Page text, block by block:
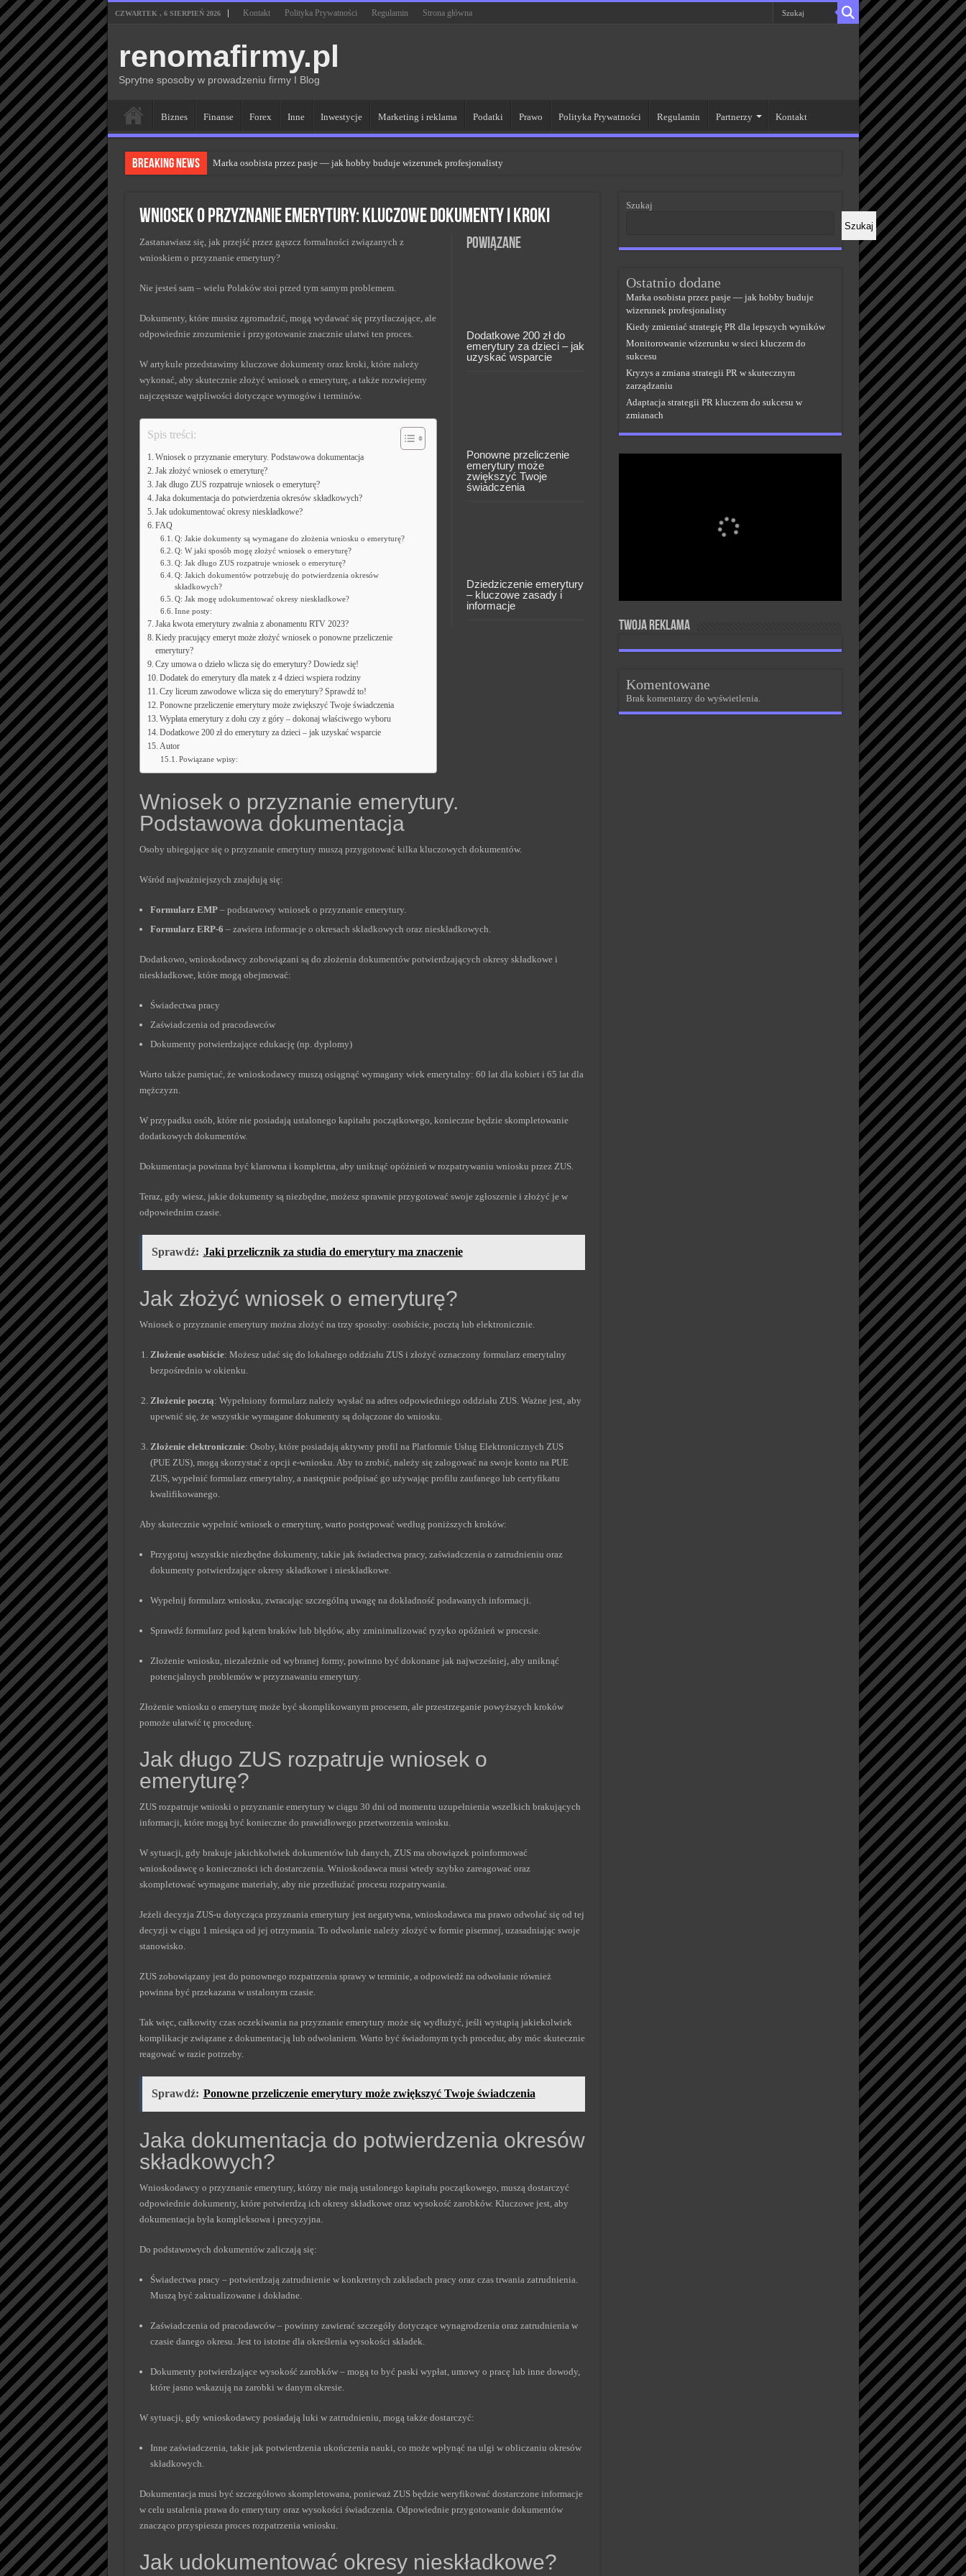
CZWARTEK , 6 SIERPIEŃ 2026 Kontakt Polityka Prywatności Regulamin Strona główna
renomafirmy.pl
Sprytne sposoby w prowadzeniu firmy I Blog
Biznes Finanse Forex Inne Inwestycje Marketing i reklama Podatki Prawo Polityka Prywatności Regulamin Partnerzy Kontakt
Breaking News Marka osobista przez pasje — jak hobby buduje wizerunek profesjonalisty
Monitorowanie wizerunku w sieci kluczem do sukcesu
Adaptacja strategii PR kluczem do sukcesu w zmianach
Wniosek o przyznanie emerytury: Kluczowe dokumenty i kroki
Powiązane
Dodatkowe 200 zł do
emerytury za dzieci – jak
uzyskać wsparcie
Ponowne przeliczenie
emerytury może
zwiększyć Twoje
świadczenia
Dziedziczenie emerytury
– kluczowe zasady i
informacje
Zastanawiasz się, jak przejść przez gąszcz formalności związanych z
wnioskiem o przyznanie emerytury?
Nie jesteś sam – wielu Polaków stoi przed tym samym problemem.
Dokumenty, które musisz zgromadzić, mogą wydawać się przytłaczające, ale
odpowiednie zrozumienie i przygotowanie znacznie ułatwi ten proces.
W artykule przedstawimy kluczowe dokumenty oraz kroki, które należy
wykonać, aby skutecznie złożyć wniosek o emeryturę, a także rozwiejemy
najczęstsze wątpliwości dotyczące wymogów i terminów.
Spis treści:
Wniosek o przyznanie emerytury. Podstawowa dokumentacja
Jak złożyć wniosek o emeryturę?
Jak długo ZUS rozpatruje wniosek o emeryturę?
Jaka dokumentacja do potwierdzenia okresów składkowych?
Jak udokumentować okresy nieskładkowe?
FAQ
Q: Jakie dokumenty są wymagane do złożenia wniosku o emeryturę?
Q: W jaki sposób mogę złożyć wniosek o emeryturę?
Q: Jak długo ZUS rozpatruje wniosek o emeryturę?
Q: Jakich dokumentów potrzebuję do potwierdzenia okresów
składkowych?
Q: Jak mogę udokumentować okresy nieskładkowe?
Inne posty:
Jaka kwota emerytury zwalnia z abonamentu RTV 2023?
Kiedy pracujący emeryt może złożyć wniosek o ponowne przeliczenie
emerytury?
Czy umowa o dzieło wlicza się do emerytury? Dowiedz się!
Dodatek do emerytury dla matek z 4 dzieci wspiera rodziny
Czy liceum zawodowe wlicza się do emerytury? Sprawdź to!
Ponowne przeliczenie emerytury może zwiększyć Twoje świadczenia
Wypłata emerytury z dołu czy z góry – dokonaj właściwego wyboru
Dodatkowe 200 zł do emerytury za dzieci – jak uzyskać wsparcie
Autor
Powiązane wpisy:
Wniosek o przyznanie emerytury.
Podstawowa dokumentacja
Osoby ubiegające się o przyznanie emerytury muszą przygotować kilka kluczowych dokumentów.
Wśród najważniejszych znajdują się:
Formularz EMP– podstawowy wniosek o przyznanie emerytury.
Formularz ERP-6 – zawiera informacje o okresach składkowych oraz nieskładkowych.
Dodatkowo, wnioskodawcy zobowiązani są do złożenia dokumentów potwierdzających okresy składkowe i
nieskładkowe, które mogą obejmować:
Świadectwa pracy
Zaświadczenia od pracodawców
Dokumenty potwierdzające edukację (np. dyplomy)
Warto także pamiętać, że wnioskodawcy muszą osiągnąć wymagany wiek emerytalny: 60 lat dla kobiet i 65 lat dla
mężczyzn.
W przypadku osób, które nie posiadają ustalonego kapitału początkowego, konieczne będzie skompletowanie
dodatkowych dokumentów.
Dokumentacja powinna być klarowna i kompletna, aby uniknąć opóźnień w rozpatrywaniu wniosku przez ZUS.
Teraz, gdy wiesz, jakie dokumenty są niezbędne, możesz sprawnie przygotować swoje zgłoszenie i złożyć je w
odpowiednim czasie.
Sprawdź: Jaki przelicznik za studia do emerytury ma znaczenie
Jak złożyć wniosek o emeryturę?
Wniosek o przyznanie emerytury można złożyć na trzy sposoby: osobiście, pocztą lub elektronicznie.
Złożenie osobiście: Możesz udać się do lokalnego oddziału ZUS i złożyć oznaczony formularz emerytalny
bezpośrednio w okienku.
Złożenie pocztą: Wypełniony formularz należy wysłać na adres odpowiedniego oddziału ZUS. Ważne jest, aby
upewnić się, że wszystkie wymagane dokumenty są dołączone do wniosku.
Złożenie elektronicznie: Osoby, które posiadają aktywny profil na Platformie Usług Elektronicznych ZUS
(PUE ZUS), mogą skorzystać z opcji e-wniosku. Aby to zrobić, należy się zalogować na swoje konto na PUE
ZUS, wypełnić formularz emerytalny, a następnie podpisać go używając profilu zaufanego lub certyfikatu
kwalifikowanego.
Aby skutecznie wypełnić wniosek o emeryturę, warto postępować według poniższych kroków:
Przygotuj wszystkie niezbędne dokumenty, takie jak świadectwa pracy, zaświadczenia o zatrudnieniu oraz
dokumenty potwierdzające okresy składkowe i nieskładkowe.
Wypełnij formularz wniosku, zwracając szczególną uwagę na dokładność podawanych informacji.
Sprawdź formularz pod kątem braków lub błędów, aby zminimalizować ryzyko opóźnień w procesie.
Złożenie wniosku, niezależnie od wybranej formy, powinno być dokonane jak najwcześniej, aby uniknąć
potencjalnych problemów w przyznawaniu emerytury.
Złożenie wniosku o emeryturę może być skomplikowanym procesem, ale przestrzeganie powyższych kroków
pomoże ułatwić tę procedurę.
Jak długo ZUS rozpatruje wniosek o
emeryturę?
ZUS rozpatruje wnioski o przyznanie emerytury w ciągu 30 dni od momentu uzupełnienia wszelkich brakujących
informacji, które mogą być konieczne do prawidłowego przetworzenia wniosku.
W sytuacji, gdy brakuje jakichkolwiek dokumentów lub danych, ZUS ma obowiązek poinformować
wnioskodawcę o konieczności ich dostarczenia. Wnioskodawca musi wtedy szybko zareagować oraz
skompletować wymagane materiały, aby nie przedłużać procesu rozpatrywania.
Jeżeli decyzja ZUS-u dotycząca przyznania emerytury jest negatywna, wnioskodawca ma prawo odwołać się od tej
decyzji w ciągu 1 miesiąca od jej otrzymania. To odwołanie należy złożyć w formie pisemnej, uzasadniając swoje
stanowisko.
ZUS zobowiązany jest do ponownego rozpatrzenia sprawy w terminie, a odpowiedź na odwołanie również
powinna być przekazana w ustalonym czasie.
Tak więc, całkowity czas oczekiwania na przyznanie emerytury może się wydłużyć, jeśli wystąpią jakiekolwiek
komplikacje związane z dokumentacją lub odwołaniem. Warto być świadomym tych procedur, aby móc skutecznie
reagować w razie potrzeby.
Sprawdź: Ponowne przeliczenie emerytury może zwiększyć Twoje świadczenia
Jaka dokumentacja do potwierdzenia okresów
składkowych?
Wnioskodawcy o przyznanie emerytury, którzy nie mają ustalonego kapitału początkowego, muszą dostarczyć
odpowiednie dokumenty, które potwierdzą ich okresy składkowe oraz wysokość zarobków. Kluczowe jest, aby
dokumentacja była kompleksowa i precyzyjna.
Do podstawowych dokumentów zaliczają się:
Świadectwa pracy – potwierdzają zatrudnienie w konkretnych zakładach pracy oraz czas trwania zatrudnienia.
Muszą być zaktualizowane i dokładne.
Zaświadczenia od pracodawców – powinny zawierać szczegóły dotyczące wynagrodzenia oraz zatrudnienia w
czasie danego okresu. Jest to istotne dla określenia wysokości składek.
Dokumenty potwierdzające wysokość zarobków – mogą to być paski wypłat, umowy o pracę lub inne dowody,
które jasno wskazują na zarobki w danym okresie.
W sytuacji, gdy wnioskodawcy posiadają luki w zatrudnieniu, mogą także dostarczyć:
Inne zaświadczenia, takie jak potwierdzenia ukończenia nauki, co może wpłynąć na ulgi w obliczaniu okresów
składkowych.
Dokumentacja musi być szczegółowo skompletowana, ponieważ ZUS będzie weryfikować dostarczone informacje
w celu ustalenia prawa do emerytury oraz wysokości świadczenia. Odpowiednie przygotowanie dokumentów
znacząco przyspiesza proces rozpatrzenia wniosku.
Jak udokumentować okresy nieskładkowe?
Szukaj
Szukaj
Ostatnio dodane
Marka osobista przez pasje — jak hobby buduje
wizerunek profesjonalisty
Kiedy zmieniać strategię PR dla lepszych wyników
Monitorowanie wizerunku w sieci kluczem do
sukcesu
Kryzys a zmiana strategii PR w skutecznym
zarządzaniu
Adaptacja strategii PR kluczem do sukcesu w
zmianach
Twoja reklama
Komentowane
Brak komentarzy do wyświetlenia.